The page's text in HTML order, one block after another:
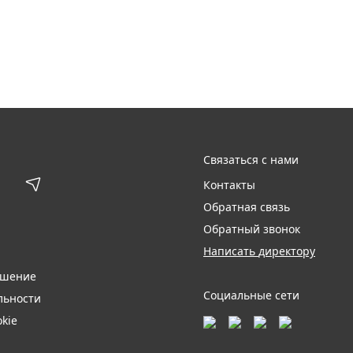
Связаться с нами
Контакты
Обратная связь
Обратный звонок
Написать директору
Социальные сети